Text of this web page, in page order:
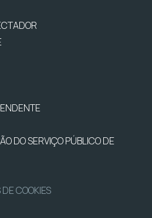
DO SERVIÇO PÚBLICO DE
COOKIES